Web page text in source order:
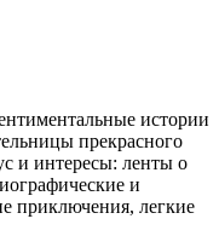
истории
прекрасного
и интересы: ленты о
и
приключения, легкие